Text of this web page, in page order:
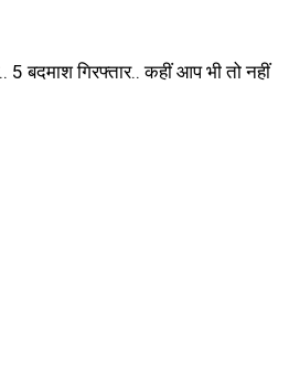
5 बदमाश गिरफ्तार.. कहीं आप भी तो नहीं